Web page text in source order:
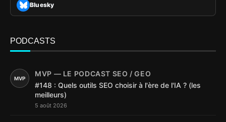
Bluesky
PODCASTS
MVP
MVP — LE PODCAST SEO / GEO
#148 : Quels outils SEO choisir à l'ère de l'IA ? (les
meilleurs)
5 août 2026